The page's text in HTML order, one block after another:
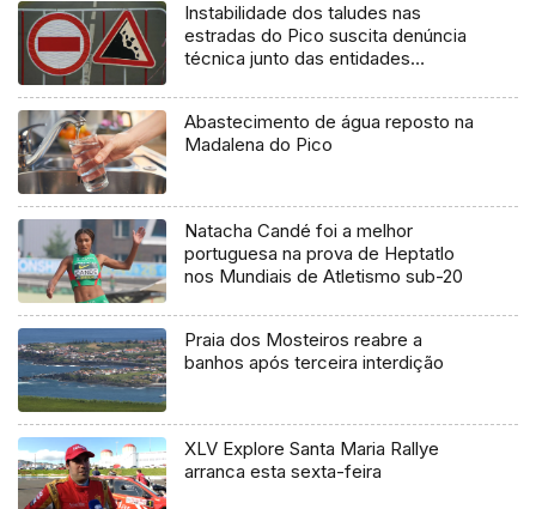
Instabilidade dos taludes nas
estradas do Pico suscita denúncia
técnica junto das entidades
Abastecimento de água reposto na
Madalena do Pico
Natacha Candé foi a melhor
portuguesa na prova de Heptatlo
nos Mundiais de Atletismo sub-20
Praia dos Mosteiros reabre a
banhos após terceira interdição
XLV Explore Santa Maria Rallye
arranca esta sexta-feira